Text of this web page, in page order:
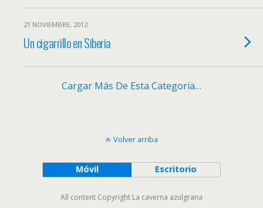
21 NOVIEMBRE, 2012
Un cigarrillo en Siberia
Cargar Más De Esta Categoría…
Volver arriba
Móvil Escritorio
All content Copyright La caverna azulgrana